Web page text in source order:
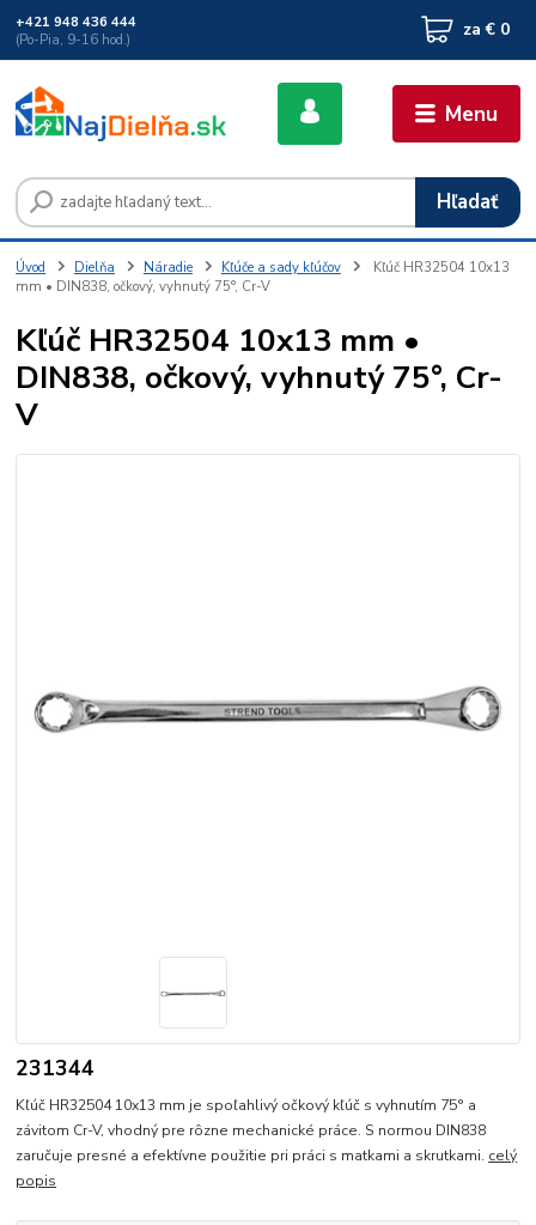
Menu
Hľadať
+421 948 436 444
(Po-Pia, 9-16 hod.)
za € 0
Úvod Dielňa Náradie Kľúče a sady kľúčov
Kľúč HR32504 10x13
mm • DIN838, očkový, vyhnutý 75°, Cr-V
Kľúč HR32504 10x13 mm •
DIN838, očkový, vyhnutý 75°, Cr-
V
231344
Kľúč HR32504 10x13 mm je spoľahlivý očkový kľúč s vyhnutím 75° a
závitom Cr-V, vhodný pre rôzne mechanické práce. S normou DIN838
zaručuje presné a efektívne použitie pri práci s matkami a skrutkami. celý
popis